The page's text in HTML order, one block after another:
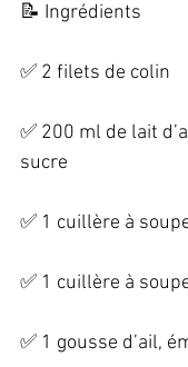
📝 Ingrédients
✅ 2 filets de colin
✅ 200 ml de lait
sucre
✅ 1 cuillère à
✅ 1 cuillère à
✅ 1 gousse d’ail,